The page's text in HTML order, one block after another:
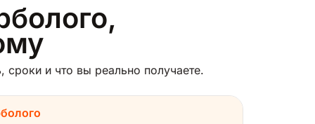
и что вы реально получаете.